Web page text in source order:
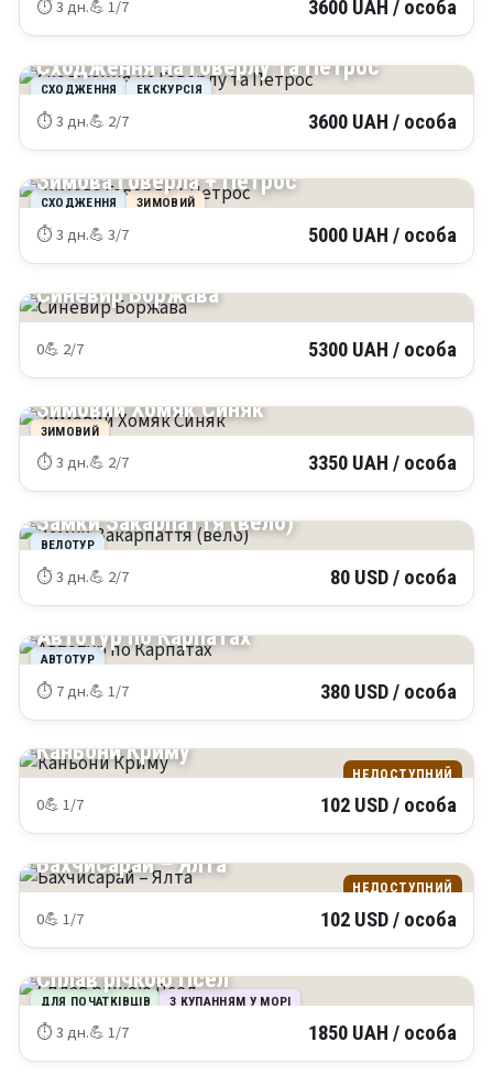
⏱ 3 дн.💪 1/7 3600 UAH / особа
СХОДЖЕННЯ ЕКСКУРСІЯ
КАРПАТИ
Сходження на Говерлу та Петрос
⏱ 3 дн.💪 2/7 3600 UAH / особа
СХОДЖЕННЯ ЗИМОВИЙ
КАРПАТИ
Зимова Говерла + Петрос
⏱ 3 дн.💪 3/7 5000 UAH / особа
КАРПАТИ
Синевир Боржава
0💪 2/7 5300 UAH / особа
ЗИМОВИЙ
КАРПАТИ
Зимовий Хомяк Синяк
⏱ 3 дн.💪 2/7 3350 UAH / особа
ВЕЛОТУР
КАРПАТИ
Замки Закарпаття (вело)
⏱ 3 дн.💪 2/7 80 USD / особа
АВТОТУР
КАРПАТИ
Автотур по Карпатах
⏱ 7 дн.💪 1/7 380 USD / особа
НЕДОСТУПНИЙ
КРИМ
Каньони Криму
0💪 1/7 102 USD / особа
НЕДОСТУПНИЙ
КРИМ
Бахчисарай – Ялта
0💪 1/7 102 USD / особа
ДЛЯ ПОЧАТКІВЦІВ З КУПАННЯМ У МОРІ
УКРАЇНА
Сплав річкою Псел
⏱ 3 дн.💪 1/7 1850 UAH / особа
КАРПАТИ